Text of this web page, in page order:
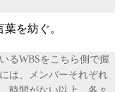
を紡ぐ。
るWBSをこちら側で握
は、メンバーそれぞれ